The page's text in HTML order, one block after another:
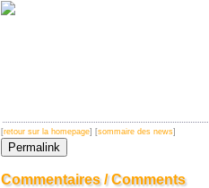
[retour sur la homepage] [sommaire des news]
Commentaires / Comments